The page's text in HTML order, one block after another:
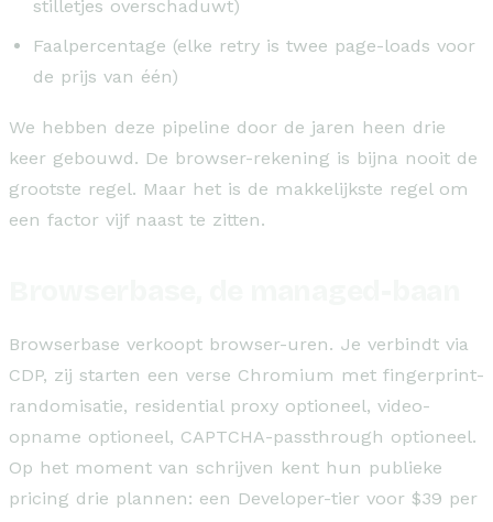
stilletjes overschaduwt)
Faalpercentage (elke retry is twee page-loads voor
de prijs van één)
We hebben deze pipeline door de jaren heen drie
keer gebouwd. De browser-rekening is bijna nooit de
grootste regel. Maar het is de makkelijkste regel om
een factor vijf naast te zitten.
Browserbase verkoopt browser-uren. Je verbindt via
CDP, zij starten een verse Chromium met fingerprint-
randomisatie, residential proxy optioneel, video-
opname optioneel, CAPTCHA-passthrough optioneel.
Op het moment van schrijven kent hun publieke
pricing drie plannen: een Developer-tier voor $39 per